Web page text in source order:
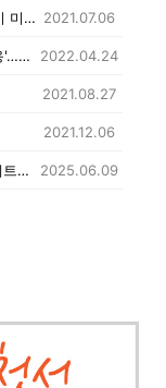
2021년 7월 3일(토) - 토론토지회 2/4분기 미팅 & BBQ 파티 2021.07.06
남양주시 '바이어초청, 수출상담회 큰 호응'…수출계약 이어져 2022.04.24
2021.08.27
2021.12.06
2025년 차세대 한인 참업/무역 멘토쉽&네트워킹 행사 참가자 조별 멘토& 멘티 명단 2025.06.09